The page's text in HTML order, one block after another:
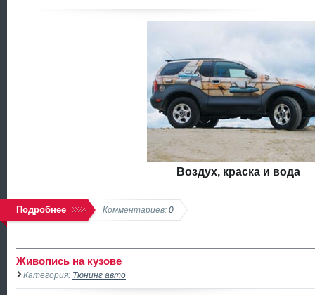
Воздух, краска и вода
Подробнее Комментариев: 0
Живопись на кузове
Категория: Тюнинг авто